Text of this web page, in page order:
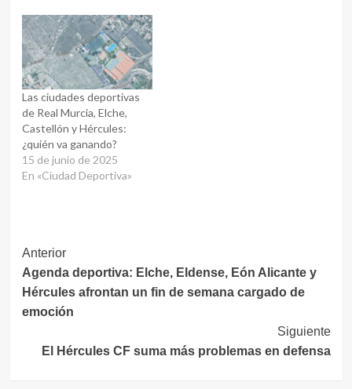
Las ciudades deportivas
de Real Murcia, Elche,
Castellón y Hércules:
¿quién va ganando?
15 de junio de 2025
En «Ciudad Deportiva»
Navegación
de
entradas
Anterior
Agenda deportiva: Elche, Eldense, Eón Alicante y
Hércules afrontan un fin de semana cargado de
emoción
Siguiente
El Hércules CF suma más problemas en defensa